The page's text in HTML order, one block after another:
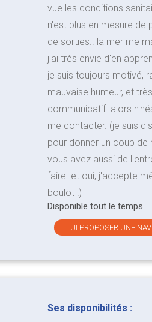
vue les conditions
n'est plus en mesure de
de sorties.. la mer me
j'ai très envie d'en
je suis toujours motivé,
mauvaise humeur, et très
communicatif. alors
me contacter. (je suis
pour donner un coup de
vous avez aussi de
faire. et oui, j'accepte
boulot !)
Disponible tout le temps
LUI PROPOSER UNE
Ses disponibilités :